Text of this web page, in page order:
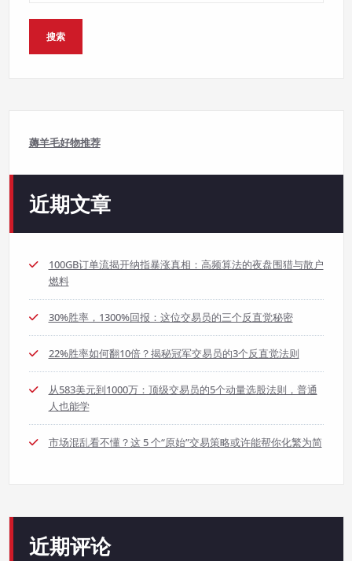
搜索
薅羊毛好物推荐
近期文章
100GB订单流揭开纳指暴涨真相：高频算法的夜盘围猎与散户
燃料
30%胜率，1300%回报：这位交易员的三个反直觉秘密
22%胜率如何翻10倍？揭秘冠军交易员的3个反直觉法则
从583美元到1000万：顶级交易员的5个动量选股法则，普通
人也能学
市场混乱看不懂？这 5 个“原始”交易策略或许能帮你化繁为简
近期评论